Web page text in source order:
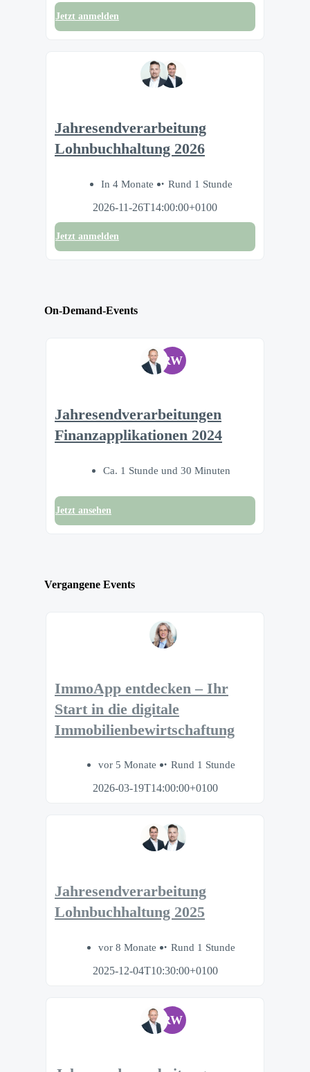
Jetzt anmelden
Jahresendverarbeitung
Lohnbuchhaltung 2026
In 4 Monate
Rund 1 Stunde
2026-11-26T14:00:00+0100
Jetzt anmelden
On-Demand-Events
RW
Jahresendverarbeitungen
Finanzapplikationen 2024
Ca. 1 Stunde und 30 Minuten
Jetzt ansehen
Vergangene Events
ImmoApp entdecken – Ihr
Start in die digitale
Immobilienbewirtschaftung
vor 5 Monate
Rund 1 Stunde
2026-03-19T14:00:00+0100
Jahresendverarbeitung
Lohnbuchhaltung 2025
vor 8 Monate
Rund 1 Stunde
2025-12-04T10:30:00+0100
RW